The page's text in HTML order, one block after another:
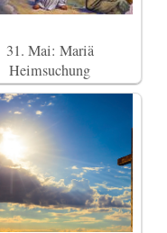
31. Mai: Mariä
Heimsuchung